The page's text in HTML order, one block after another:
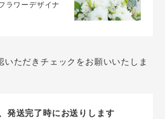
ラワーデザイナ
いただきチェックをお願いいたしま
発送完了時にお送りします